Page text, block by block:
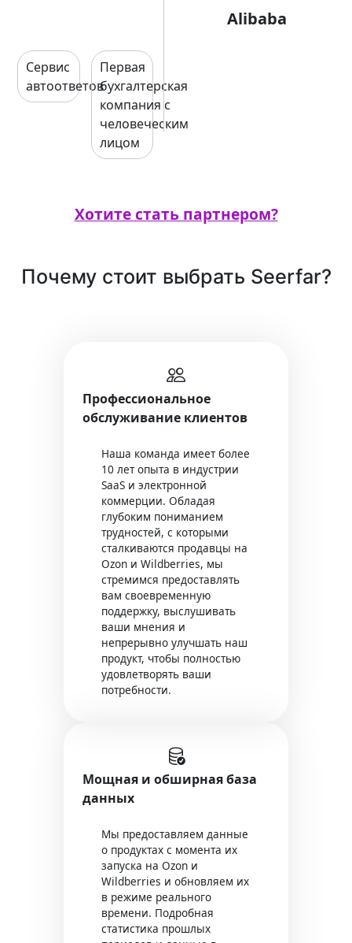
Сервис
автоответов
Первая
бухгалтерская
компания с
человеческим
лицом
Alibaba
Хотите стать партнером?
Почему стоит выбрать Seerfar?
Профессиональное
обслуживание клиентов
Наша команда имеет более
10 лет опыта в индустрии
SaaS и электронной
коммерции. Обладая
глубоким пониманием
трудностей, с которыми
сталкиваются продавцы на
Ozon и Wildberries, мы
стремимся предоставлять
вам своевременную
поддержку, выслушивать
ваши мнения и
непрерывно улучшать наш
продукт, чтобы полностью
удовлетворять ваши
потребности.
Мощная и обширная база
данных
Мы предоставляем данные
о продуктах с момента их
запуска на Ozon и
Wildberries и обновляем их
в режиме реального
времени. Подробная
статистика прошлых